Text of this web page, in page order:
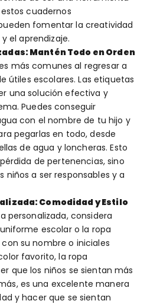
cuadernos
fomentar la creatividad
el aprendizaje.
Mantén Todo en Orden
más comunes al regresar a
útiles escolares. Las etiquetas
una solución efectiva y
Puedes conseguir
con el nombre de tu hijo y
pegarlas en todo, desde
de agua y loncheras. Esto
de pertenencias, sino
a ser responsables y a
Comodidad y Estilo
personalizada, considera
escolar o la ropa
su nombre o iniciales
favorito, la ropa
que los niños se sientan más
es una excelente manera
y hacer que se sientan